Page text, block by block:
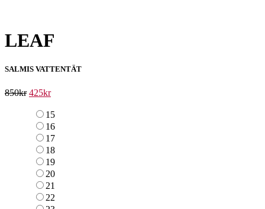
LEAF
SALMIS VATTENTÄT
850kr 425kr
15
16
17
18
19
20
21
22